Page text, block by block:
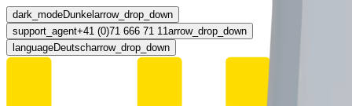
dark_modeDunkel arrow_drop_down
support_agent+41 (0)71 666 71 11arrow_drop_down
languageDeutscharrow_drop_down